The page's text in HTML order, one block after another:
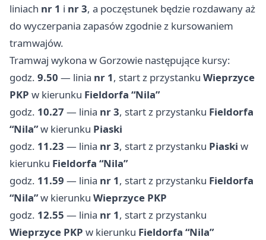
liniach nr 1 i nr 3, a poczęstunek będzie rozdawany aż
do wyczerpania zapasów zgodnie z kursowaniem
tramwajów.
Tramwaj wykona w Gorzowie następujące kursy:
godz. 9.50 — linia nr 1, start z przystanku Wieprzyce
PKP w kierunku Fieldorfa “Nila”
godz. 10.27 — linia nr 3, start z przystanku Fieldorfa
“Nila”w kierunku Piaski
godz. 11.23 — linia nr 3, start z przystanku Piaski w
kierunku Fieldorfa “Nila”
godz. 11.59 — linia nr 1, start z przystanku Fieldorfa
“Nila”w kierunku Wieprzyce PKP
godz. 12.55 — linia nr 1, start z przystanku
Wieprzyce PKP w kierunku Fieldorfa “Nila”